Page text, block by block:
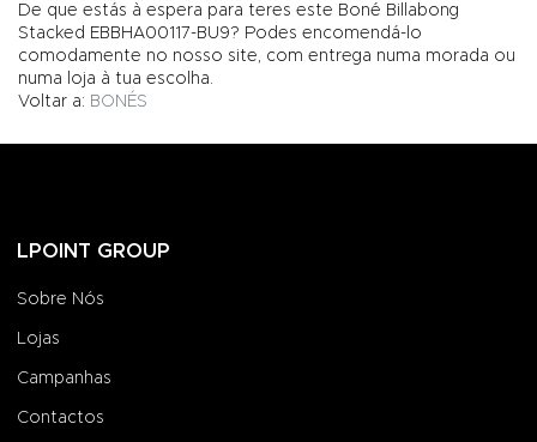
De que estás à espera para teres este Boné Billabong
Stacked EBBHA00117-BU9? Podes encomendá-lo
comodamente no nosso site, com entrega numa morada ou
numa loja à tua escolha.
Voltar a: BONÉS
LPOINT GROUP
Sobre Nós
Lojas
Campanhas
Contactos